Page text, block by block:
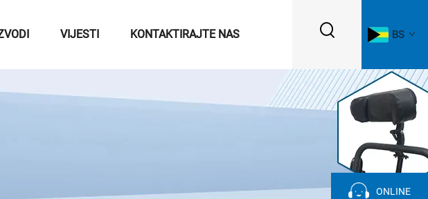
VIJESTI KONTAKTIRAJTE NAS BS
ONLINE
ONLINE